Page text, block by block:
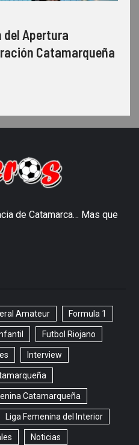
del Apertura
Catamarqueña
de Catamarca… Mas que
Amateur Formula 1
Futbol Riojano
Interview
Catamarqueña
Liga Femenina del Interior
Noticias